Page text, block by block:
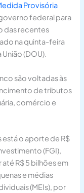
Provisória
federal para
das recentes
na quinta-feira
(DOU).
são voltadas às
de tributos
comércio e
está o aporte de R$
(FGI),
R$ 5 bilhões em
e médias
(MEIs), por